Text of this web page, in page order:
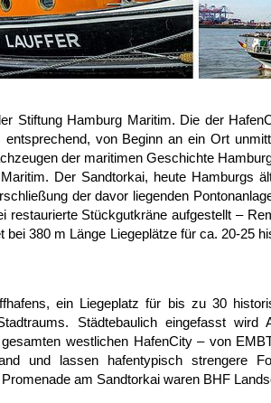
Stiftung Hamburg Maritim. Die der
von Beginn an ein Ort
der maritimen Geschichte
Der Sandtorkai, heute Hamburgs
der davor liegenden
Stückgutkräne aufgestellt –
380 m Länge Liegeplätze für ca. 20-25
ein Liegeplatz für bis zu 30
Städtebaulich eingefasst wird
westlichen HafenCity – von
und lassen hafentypisch strengere
am Sandtorkai waren BHF